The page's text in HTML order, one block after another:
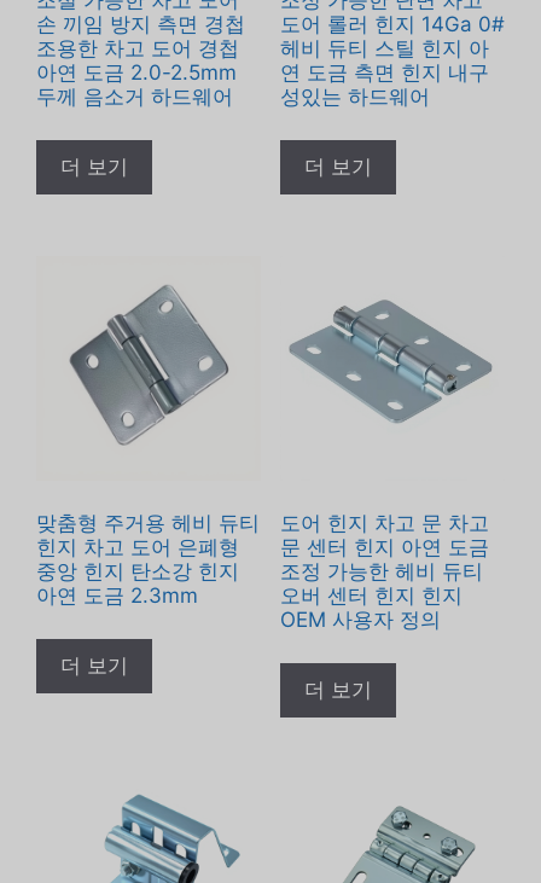
손 끼임 방지 측면 경첩
조용한 차고 도어 경첩
아연 도금 2.0-2.5mm
두께 음소거 하드웨어
더 보기
도어 롤러 힌지 14Ga 0#
헤비 듀티 스틸 힌지 아
연 도금 측면 힌지 내구
성있는 하드웨어
더 보기
맞춤형 주거용 헤비 듀티
힌지 차고 도어 은폐형
중앙 힌지 탄소강 힌지
아연 도금 2.3mm
더 보기
도어 힌지 차고 문 차고
문 센터 힌지 아연 도금
조정 가능한 헤비 듀티
오버 센터 힌지 힌지
OEM 사용자 정의
더 보기